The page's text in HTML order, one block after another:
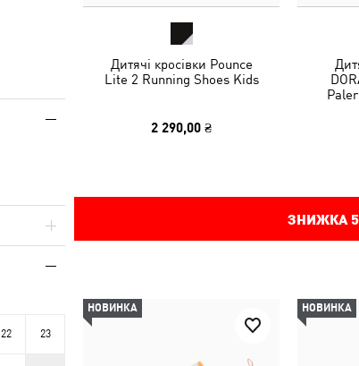
Дитячі кросівки Pounce
Lite 2 Running Shoes Kids
2 290,00 ₴
ЗНИЖКА
НОВИНКА НОВИНКА
22 23